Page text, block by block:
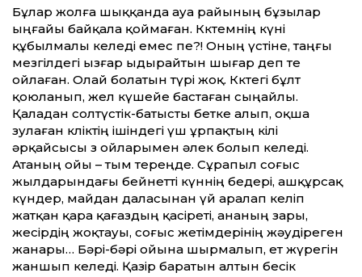
Бұлар жолға шыққанда ауа райының бұзылар
ыңғайы байқала қоймаған. Көктемнің күні
құбылмалы келеді емес пе?! Оның үстіне, таңғы
мезгілдегі ызғар ыдырайтын шығар деп те
ойлаған. Олай болатын түрі жоқ. Көктегі бұлт
қоюланып, жел күшейе бастаған сыңайлы.
Қаладан солтүстік-батысты бетке алып, оқша
зулаған көліктің ішіндегі үш ұрпақтың өкілі
әрқайсысы өз ойларымен әлек болып келеді.
Атаның ойы – тым тереңде. Сұрапыл соғыс
жылдарындағы бейнетті күннің бедері, ашқұрсақ
күндер, майдан даласынан үй аралап келіп
жатқан қара қағаздың қасіреті, ананың зары,
жесірдің жоқтауы, соғыс жетімдерінің жәудіреген
жанары… Бәрі-бәрі ойына шырмалып, ет жүрегін
жаншып келеді. Қазір баратын алтын бесік